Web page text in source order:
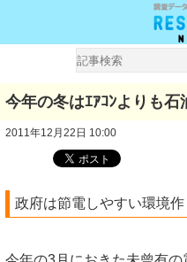
今年の冬はｴｱｺﾝよりも石
2011年12月22日 10:00
政府は節電しやすい環境